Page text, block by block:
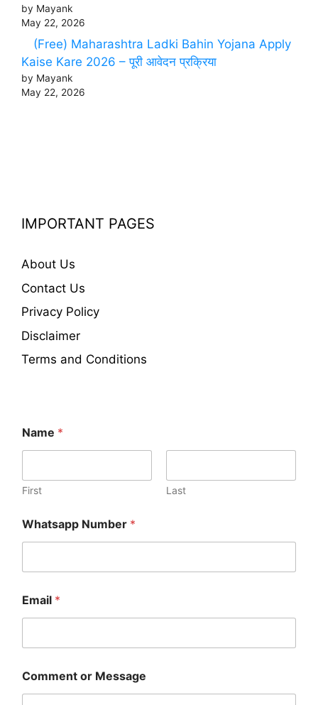
by Mayank
May 22, 2026
(Free) Maharashtra Ladki Bahin Yojana Apply
Kaise Kare 2026 – पूरी आवेदन प्रक्रिया
by Mayank
May 22, 2026
IMPORTANT PAGES
About Us
Contact Us
Privacy Policy
Disclaimer
Terms and Conditions
Name *
First Last
Whatsapp Number *
N
u
r
E
m
Email *
Comment or Message